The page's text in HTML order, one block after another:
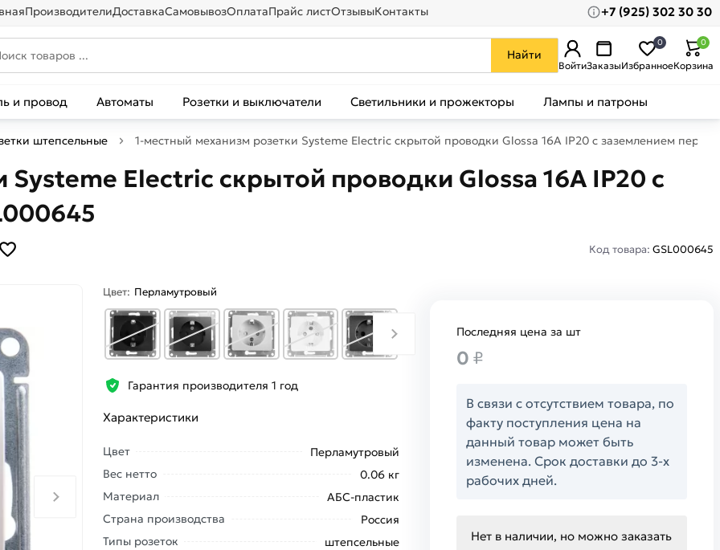
ПроизводителиДоставкаСамовывозОплатаПрайс листОтзывыКонтакты +7 (925) 302 30 30
Найти
ВойтиЗаказыИзбранное
0
Корзина
0
и провод Автоматы Розетки и выключатели Светильники и прожекторы Лампы и патроны
штепсельные 1-местный механизм розетки Systeme Electric скрытой проводки Glossa 16А IP20 с заземлением
Electric скрытой проводки Glossa 16А IP20 с
Код товара: GSL000645
Цвет: Перламутровый
Гарантия производителя 1 год
Характеристики
Цвет
Перламутровый
Вес нетто
0.06 кг
Материал
АБС-пластик
Страна производства
Россия
Типы розеток
штепсельные
Последняя цена за шт
0 ₽
В связи с отсутствием товара, по
факту поступления цена на
данный товар может быть
изменена. Срок доставки до 3-х
рабочих дней.
Нет в наличии, но можно заказать